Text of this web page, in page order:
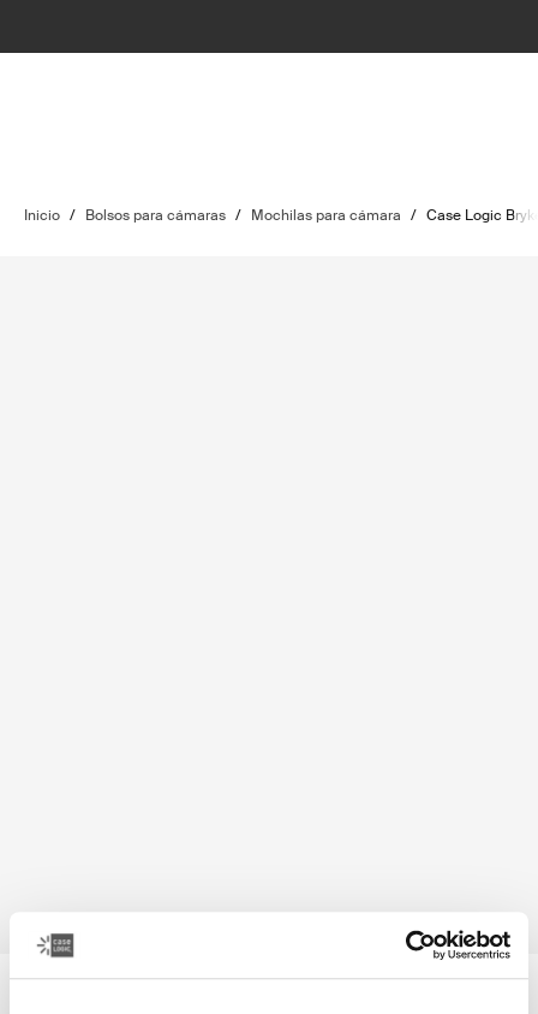
Inicio / Bolsos para cámaras / Mochilas para cámara / Case Logic